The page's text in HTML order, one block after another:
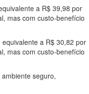
a R$ 39,98 por
mas com custo-benefício
a R$ 30,82 por
mas com custo-benefício
seguro,